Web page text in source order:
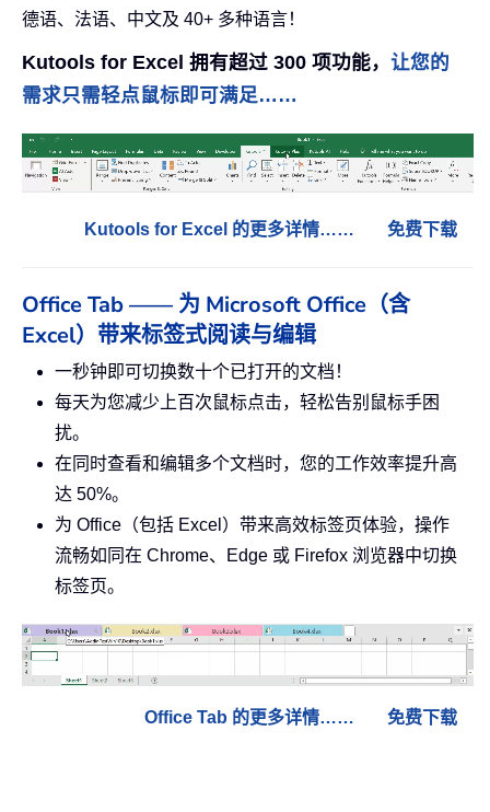
德语、法语、中文及 40+ 多种语言！
Kutools for Excel 拥有超过 300 项功能， 让您的
需求只需轻点鼠标即可满足……
Kutools for Excel 的更多详情…… 免费下载
Office Tab —— 为 Microsoft Office（含
Excel）带来标签式阅读与编辑
一秒钟即可切换数十个已打开的文档！
每天为您减少上百次鼠标点击，轻松告别鼠标手困
扰。
在同时查看和编辑多个文档时，您的工作效率提升高
达 50%。
为 Office（包括 Excel）带来高效标签页体验，操作
流畅如同在 Chrome、Edge 或 Firefox 浏览器中切换
标签页。
Office Tab 的更多详情…… 免费下载